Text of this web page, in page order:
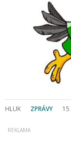
HLUK ZPRÁVY